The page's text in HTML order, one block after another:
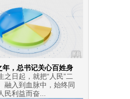
年，总书记关心百姓身
之日起，就把“人民”二
融入到血脉中，始终同
民利益而奋...